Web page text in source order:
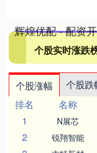
辉煌优配 - 配资
个股实时涨跌
个股涨幅 个股跌
排名
名称
1
N展芯
2 锐翔智能